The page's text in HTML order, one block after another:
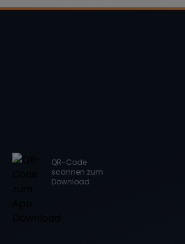
QR-Code
scannen zum
Download